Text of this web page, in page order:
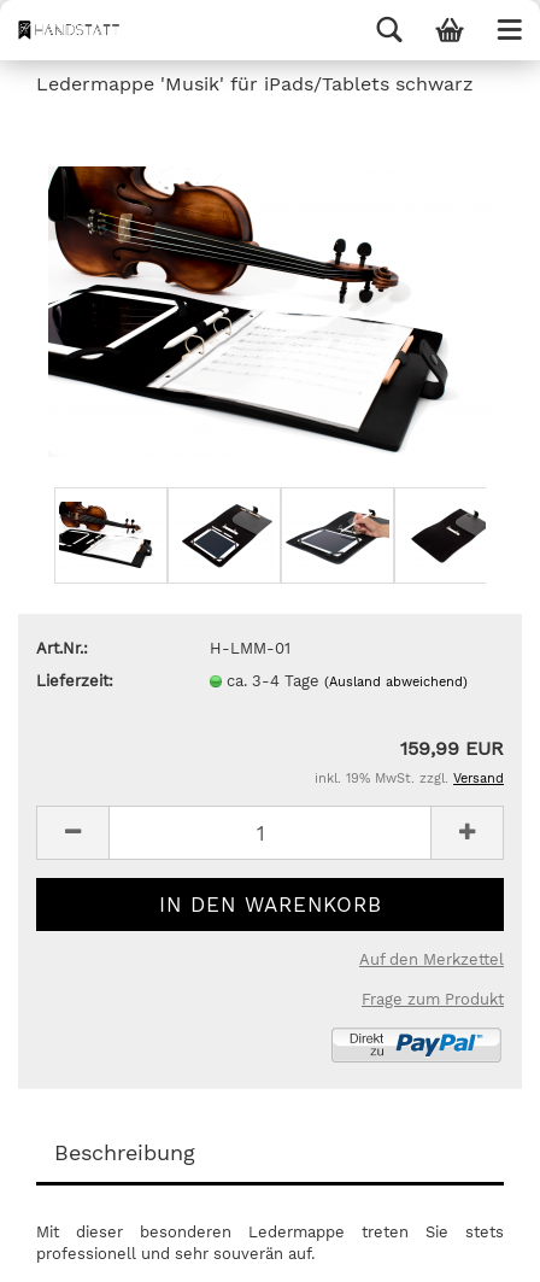
Ledermappe 'Musik' für iPads/Tablets schwarz
Art.Nr.:
H-LMM-01
Lieferzeit:
ca. 3-4 Tage(Ausland abweichend)
159,99 EUR
inkl. 19% MwSt. zzgl. Versand
Auf den Merkzettel
Frage zum Produkt
Beschreibung
Mit dieser besonderen Ledermappe treten Sie stets
professionell und sehr souverän auf.